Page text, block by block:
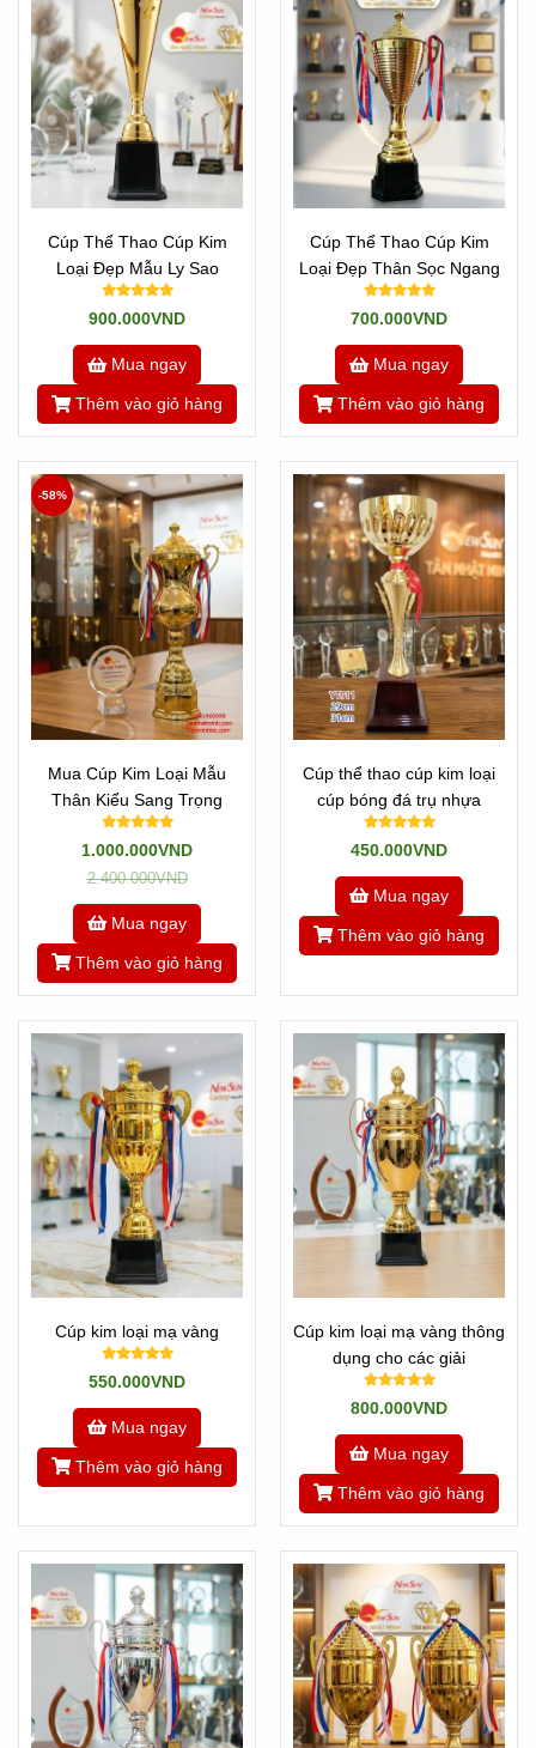
Cúp Thể Thao Cúp Kim
Loại Đẹp Mẫu Ly Sao
900.000VND
Mua ngay
Thêm vào giỏ hàng
Cúp Thể Thao Cúp Kim
Loại Đẹp Thân Sọc Ngang
700.000VND
Mua ngay
Thêm vào giỏ hàng
Mua Cúp Kim Loại Mẫu
Thân Kiểu Sang Trọng
1.000.000VND
2.400.000VND
-58%
Mua ngay
Thêm vào giỏ hàng
Cúp thể thao cúp kim loại
cúp bóng đá trụ nhựa
450.000VND
Mua ngay
Thêm vào giỏ hàng
Cúp kim loại mạ vàng
550.000VND
Mua ngay
Thêm vào giỏ hàng
Cúp kim loại mạ vàng thông
dụng cho các giải
800.000VND
Mua ngay
Thêm vào giỏ hàng